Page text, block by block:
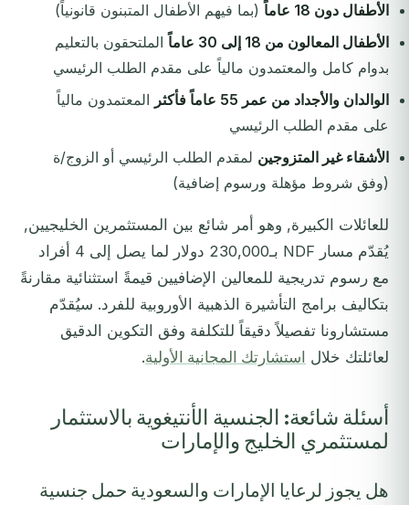
الأطفال دون 18 عاماً
(بما فيهم الأطفال المتبنون قانونياً)
الأطفال المعالون من 18 إلى 30 عاماً
الملتحقون بالتعليم
بدوام كامل والمعتمدون مالياً على مقدم الطلب الرئيسي
الوالدان والأجداد من عمر 55 عاماً فأكثر
المعتمدون مالياً
على مقدم الطلب الرئيسي
الأشقاء غير المتزوجين لمقدم الطلب الرئيسي أو الزوج/ة
(وفق شروط مؤهلة ورسوم إضافية)
للعائلات الكبيرة, وهو أمر شائع بين المستثمرين الخليجيين,
يُقدّم مسار NDF بـ230,000 دولار لما يصل إلى 4 أفراد
مع رسوم تدريجية للمعالين الإضافيين قيمةً استثنائية مقارنةً
بتكاليف برامج التأشيرة الذهبية الأوروبية للفرد. سيُقدّم
مستشارونا تفصيلاً دقيقاً للتكلفة وفق التكوين الدقيق
لعائلتك خلال استشارتك المجانية الأولية.
أسئلة شائعة: الجنسية الأنتيغوية بالاستثمار
لمستثمري الخليج والإمارات
هل يجوز لرعايا الإمارات والسعودية حمل جنسية